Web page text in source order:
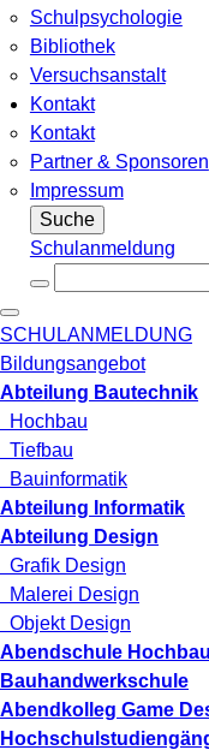
Schulpsychologie
Bibliothek
Versuchsanstalt
Kontakt
Kontakt
Partner & Sponsoren
Impressum
Suche
Schulanmeldung
SCHULANMELDUNG
Bildungsangebot
Abteilung Bautechnik
Hochbau
Tiefbau
Bauinformatik
Abteilung Informatik
Abteilung Design
Grafik Design
Malerei Design
Objekt Design
Abendschule Hochbau
Bauhandwerkschule
Abendkolleg Game